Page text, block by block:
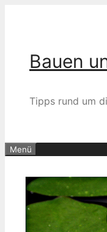
Bauen
Tipps rund um
Menü